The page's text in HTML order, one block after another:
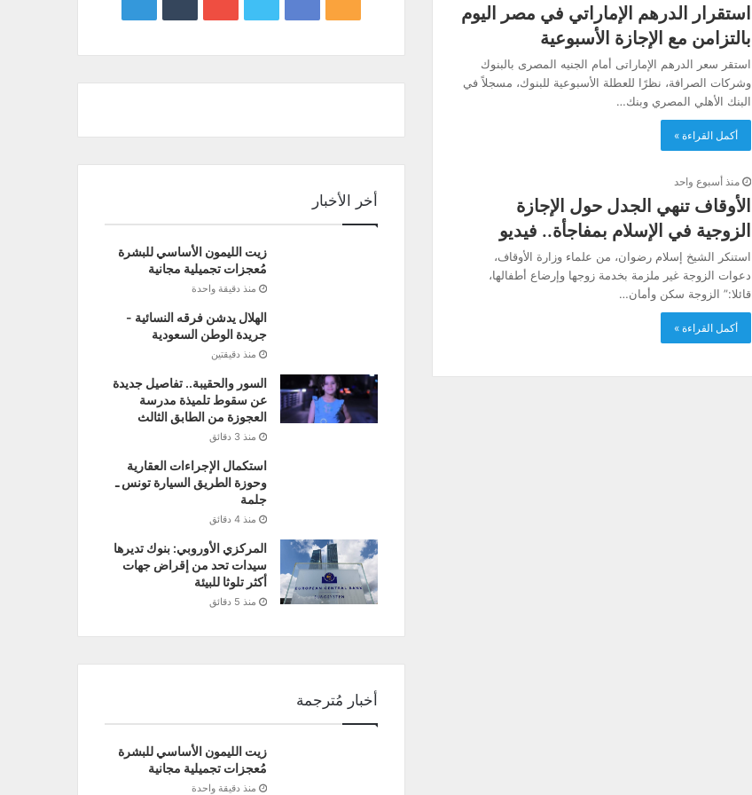
استقرار الدرهم الإماراتي في مصر اليوم
بالتزامن مع الإجازة الأسبوعية
استقر سعر الدرهم الإماراتى أمام الجنيه المصرى بالبنوك
وشركات الصرافة، نظرًا للعطلة الأسبوعية للبنوك، مسجلاً في
البنك الأهلي المصري وبنك…
أكمل القراءة »
منذ أسبوع واحد
الأوقاف تنهي الجدل حول الإجازة
الزوجية في الإسلام بمفاجأة.. فيديو
استنكر الشيخ إسلام رضوان، من علماء وزارة الأوقاف،
دعوات الزوجة غير ملزمة بخدمة زوجها وإرضاع أطفالها،
قائلا:” الزوجة سكن وأمان…
أكمل القراءة »
أخر الأخبار
زيت الليمون الأساسي للبشرة
مُعجزات تجميلية مجانية
منذ دقيقة واحدة
الهلال يدشن فرقه النسائية -
جريدة الوطن السعودية
منذ دقيقتين
السور والحقيبة.. تفاصيل جديدة
عن سقوط تلميذة مدرسة
العجوزة من الطابق الثالث
منذ 3 دقائق
استكمال الإجراءات العقارية
وحوزة الطريق السيارة تونس ـ
جلمة
منذ 4 دقائق
المركزي الأوروبي: بنوك تديرها
سيدات تحد من إقراض جهات
أكثر تلوثا للبيئة
منذ 5 دقائق
أخبار مُترجمة
زيت الليمون الأساسي للبشرة
مُعجزات تجميلية مجانية
منذ دقيقة واحدة